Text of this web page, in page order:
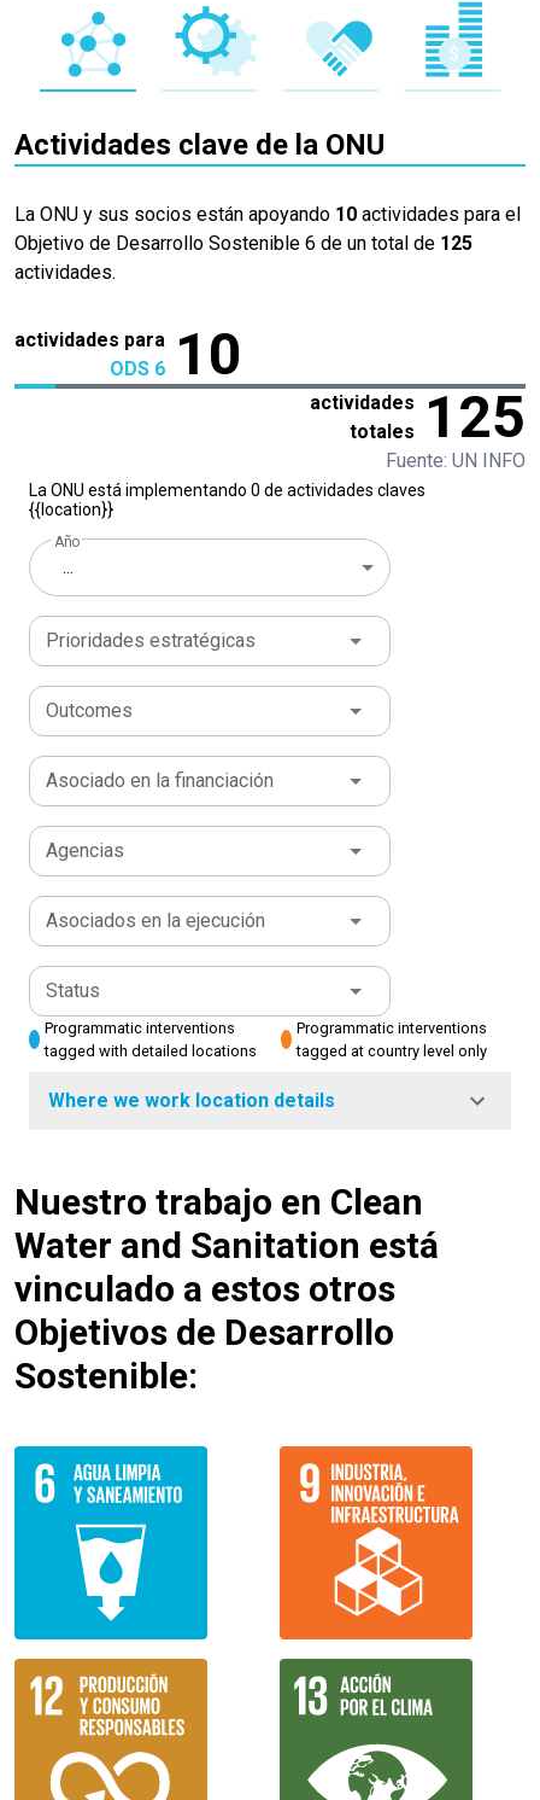
Actividades clave de la ONU
La ONU y sus socios están apoyando 10 actividades para el
Objetivo de Desarrollo Sostenible 6 de un total de 125
actividades.
actividades para
ODS 6
10
actividades
totales
125
Fuente: UN INFO
La ONU está implementando 0 de actividades claves
{{location}}
Año
...
Prioridades estratégicas
Outcomes
Asociado en la financiación
Agencias
Asociados en la ejecución
Status
Programmatic interventions
tagged with detailed locations
Programmatic interventions
tagged at country level only
Where we work location details
Nuestro trabajo en Clean
Water and Sanitation está
vinculado a estos otros
Objetivos de Desarrollo
Sostenible: